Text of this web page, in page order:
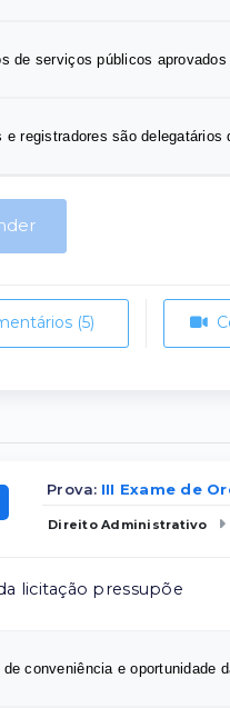
de serviços públicos aprovados
e registradores são
(5)
Prova: III Exame de
Direito Administrativo
licitação pressupõe
conveniência e oportunidade